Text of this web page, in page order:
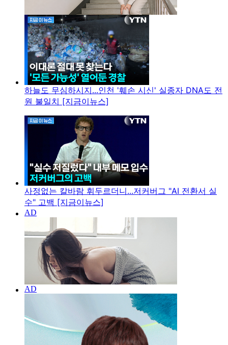
하늘도 무심하시지...인천 '훼손 시신' 실종자 DNA도 전
원 불일치 [지금이뉴스]
사정없는 칼바람 휘두르더니...저커버그 "AI 전환서 실
수" 고백 [지금이뉴스]